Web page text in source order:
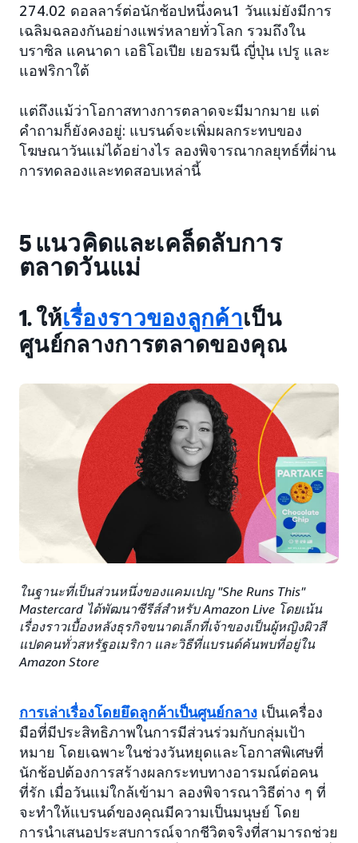
274.02 ดอลลาร์ต่อนักช้อปหนึ่งคน1 วันแม่ยังมีการ
เฉลิมฉลองกันอย่างแพร่หลายทั่วโลก รวมถึงใน
บราซิล แคนาดา เอธิโอเปีย เยอรมนี ญี่ปุ่น เปรู และ
แอฟริกาใต้
แต่ถึงแม้ว่าโอกาสทางการตลาดจะมีมากมาย แต่
คำถามก็ยังคงอยู่: แบรนด์จะเพิ่มผลกระทบของ
โฆษณาวันแม่ได้อย่างไร ลองพิจารณากลยุทธ์ที่ผ่าน
การทดลองและทดสอบเหล่านี้
5 แนวคิดและเคล็ดลับการ
ตลาดวันแม่
1. ให้เรื่องราวของลูกค้าเป็น
ศูนย์กลางการตลาดของคุณ
ในฐานะที่เป็นส่วนหนึ่งของแคมเปญ "She Runs This"
Mastercard ได้พัฒนาซีรีส์สำหรับ Amazon Live โดยเน้น
เรื่องราวเบื้องหลังธุรกิจขนาดเล็กที่เจ้าของเป็นผู้หญิงผิวสี
แปดคนทั่วสหรัฐอเมริกา และวิธีที่แบรนด์ค้นพบที่อยู่ใน
Amazon Store
การเล่าเรื่องโดยยึดลูกค้าเป็นศูนย์กลาง เป็นเครื่อง
มือที่มีประสิทธิภาพในการมีส่วนร่วมกับกลุ่มเป้า
หมาย โดยเฉพาะในช่วงวันหยุดและโอกาสพิเศษที่
นักช้อปต้องการสร้างผลกระทบทางอารมณ์ต่อคน
ที่รัก เมื่อวันแม่ใกล้เข้ามา ลองพิจารณาวิธีต่าง ๆ ที่
จะทำให้แบรนด์ของคุณมีความเป็นมนุษย์ โดย
การนำเสนอประสบการณ์จากชีวิตจริงที่สามารถช่วย